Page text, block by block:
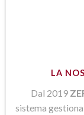
LA
Dal 2019
sistema